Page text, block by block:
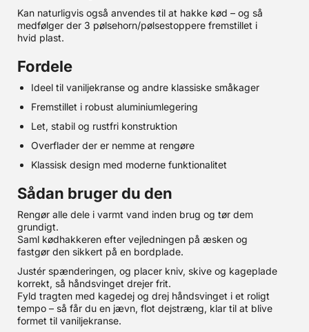
Kan naturligvis også anvendes til at hakke kød – og så
medfølger der 3 pølsehorn/pølsestoppere fremstillet i
hvid plast.
Fordele
Ideel til vaniljekranse og andre klassiske småkager
Fremstillet i robust aluminiumlegering
Let, stabil og rustfri konstruktion
Overflader der er nemme at rengøre
Klassisk design med moderne funktionalitet
Sådan bruger du den
Rengør alle dele i varmt vand inden brug og tør dem
grundigt.
Saml kødhakkeren efter vejledningen på æsken og
fastgør den sikkert på en bordplade.
Justér spænderingen, og placer kniv, skive og kageplade
korrekt, så håndsvinget drejer frit.
Fyld tragten med kagedej og drej håndsvinget i et roligt
tempo – så får du en jævn, flot dejstræng, klar til at blive
formet til vaniljekranse.